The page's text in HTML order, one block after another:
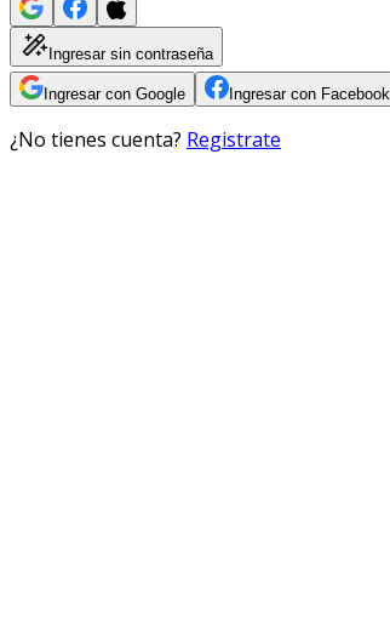
Ingresar sin contraseña
Ingresar con Google Ingresar con Facebook
¿No tienes cuenta? Registrate